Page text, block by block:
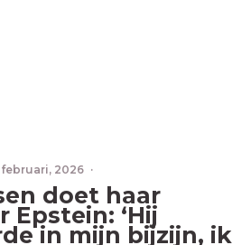
2026 ·
doet haar
Epstein: ‘Hij
in mijn bijzijn, ik